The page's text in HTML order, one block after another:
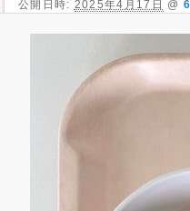
公開日時: 2025年4月17日 @